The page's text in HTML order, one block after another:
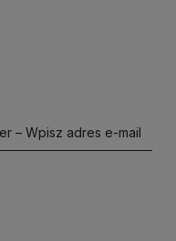
– Wpisz adres e-mail